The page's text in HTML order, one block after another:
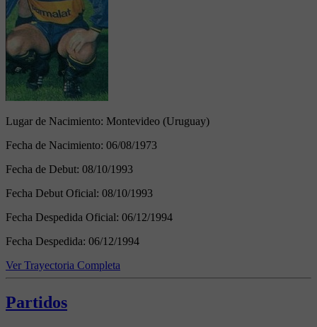
Lugar de Nacimiento: Montevideo (Uruguay)
Fecha de Nacimiento: 06/08/1973
Fecha de Debut: 08/10/1993
Fecha Debut Oficial: 08/10/1993
Fecha Despedida Oficial: 06/12/1994
Fecha Despedida: 06/12/1994
Ver Trayectoria Completa
Partidos